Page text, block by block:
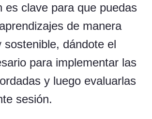
es clave para que puedas
de manera
sostenible, dándote el
para implementar las
y luego evaluarlas
sesión.